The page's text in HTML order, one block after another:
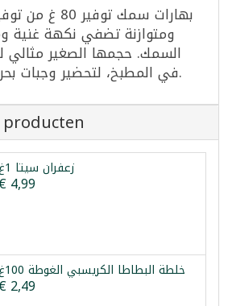
بهارات سمك
ومتوازنة تضفي نكهة غنية
السمك. حجمها الصغير مثالي
في المطبخ، لتحضير وجبات بحرية لذيذة بسهولة.
زعفران سيتا 1غ
€ 4,99
خلطة البطاطا الكريسبي الغوطة 100غ
€ 2,49